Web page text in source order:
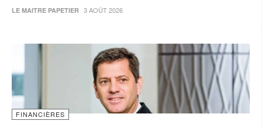
LE MAITRE PAPETIER 3 AOÛT 2026
FINANCIÈRES